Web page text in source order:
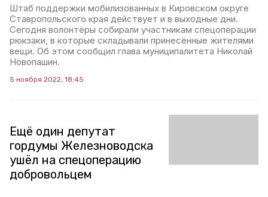
Штаб поддержки мобилизованных в Кировском округе
Ставропольского края действует и в выходные дни.
Сегодня волонтёры собирали участникам спецоперации
рюкзаки, в которые складывали принесённые жителями
вещи. Об этом сообщил глава муниципалитета Николай
Новопашин.
5 ноября 2022, 18:45
Ещё один депутат
гордумы Железноводска
ушёл на спецоперацию
добровольцем